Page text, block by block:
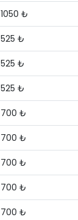
1050 ₺
525 ₺
525 ₺
525 ₺
700 ₺
700 ₺
700 ₺
700 ₺
700 ₺